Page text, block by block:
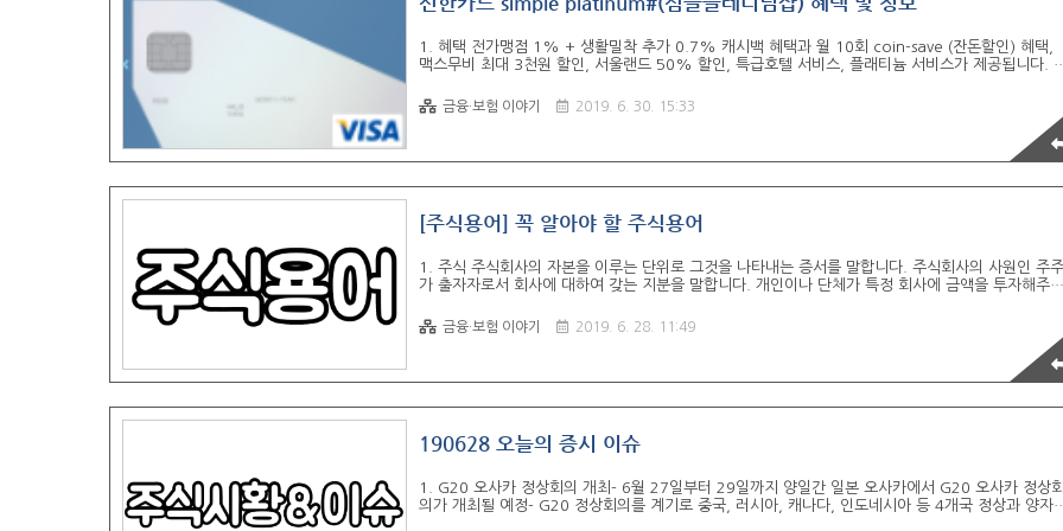
1. 혜택 전가맹점 1% + 생활밀착 추가 0.7% 캐시백 혜택과 월 10회 coin-save (잔돈할인) 혜택,
맥스무비 최대 3천원 할인, 서울랜드 50% 할인, 특급호텔 서비스, 플래티늄 서비스가 제공됩니다.
한 이동통신요금 자동이체 거래, 대중교통 이용을 할 시에도 캐시백을 지급한다고 합니다. 편의점, 병
원, 약국, 스타벅스, 커피빈, 던킨도너츠 등의 주요커피 점에서 사용할 경우 월 10회에 한하여 건당 2
만원 이상 결제시 1천원 미만의 잔돈을 할인받을 수 있습니다. 일 1회, 월 5회, 연 12회 맥스무비에서
금융·보험 이야기 2019. 6. 30. 15:33
[주식용어] 꼭 알아야 할 주식용어
1. 주식 주식회사의 자본을 이루는 단위로 그것을 나타내는 증서를 말합니다. 주식회사의 사원인 주주
가 출자자로서 회사에 대하여 갖는 지분을 말합니다. 개인이나 단체가 특정 회사에 금액을 투자해주고
도입니다. 2. 코스피 코스피는 유가증권시장의 종합주가지수를 이르는 말로, 의미가 확대되어 유가증
권시장을 고스피시장이라고 하기도 합니다. 증권시장에서 상장되어 있는 주식과 채권, 수익증권들이
매매되는 장소로 거래소시장 혹은 장내시장이라고도 합니다. 코스피에서 거래되는 주식은 증권감독원
의 까다로운 규정을 통과한 기업의 종목만 거래되는데요. 주로 기업규모가 큰 편인 대기업이 많습니
금융·보험 이야기 2019. 6. 28. 11:49
190628 오늘의 증시 이슈
1. G20 오사카 정상회의 개최- 6월 27일부터 29일까지 양일간 일본 오사카에서 G20 오사카 정상회
의가 개최될 예정- G20 정상회의를 계기로 중국, 러시아, 캐나다, 인도네시아 등 4개국 정상과 양자